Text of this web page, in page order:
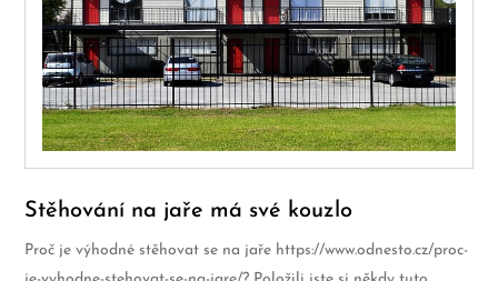
Stěhování na jaře má své kouzlo
Proč je výhodné stěhovat se na jaře https://www.odnesto.cz/proc-